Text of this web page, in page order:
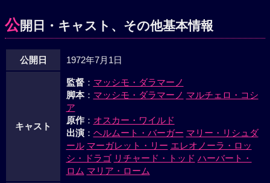
公開日・キャスト、その他基本情報
公開日 1972年7月1日
キャスト
監督： マッシモ・ダラマーノ
脚本： マッシモ・ダラマーノ マルチェロ・コシ
ア
原作： オスカー・ワイルド
出演： ヘルムート・バーガー マリー・リシュダ
ール マーガレット・リー エレオノーラ・ロッ
シ・ドラゴ リチャード・トッド ハーバート・
ロム マリア・ローム